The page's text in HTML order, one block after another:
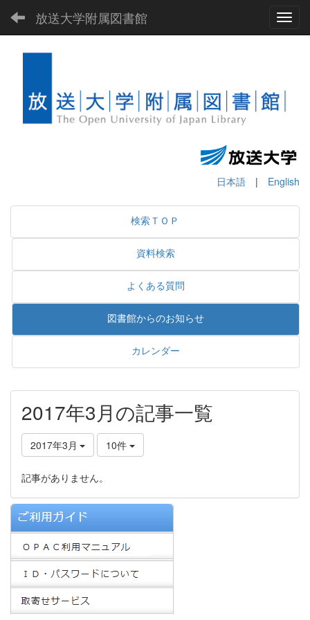
放送大学附属図書館
日本語 | English
検索ＴＯＰ
資料検索
よくある質問
図書館からのお知らせ
カレンダー
2017年3月の記事一覧
2017年3月 10件
記事がありません。